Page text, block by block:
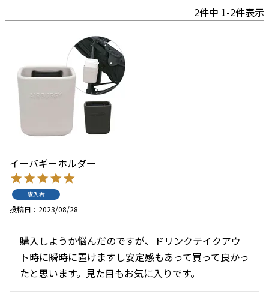
2件中 1-2件表示
イーバギーホルダー
購入者
投稿日 2023/08/28
購入しようか悩んだのですが、ドリンクテイクアウ
ト時に瞬時に置けますし安定感もあって買って良かっ
たと思います。見た目もお気に入りです。